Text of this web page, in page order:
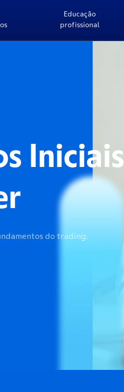
Educação
profissional
Iniciais
do trading.